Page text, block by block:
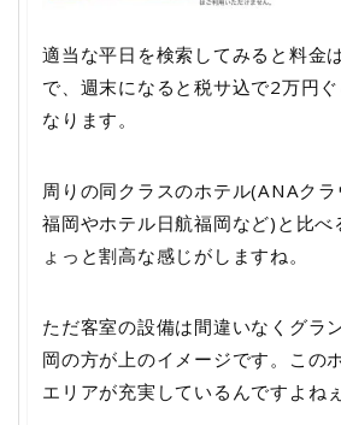
適当な平日を検索してみると料金
で、週末になると税サ込で2万円
なります。
周りの同クラスのホテル(ANAク
福岡やホテル日航福岡など)と比べ
ょっと割高な感じがしますね。
ただ客室の設備は間違いなくグラ
岡の方が上のイメージです。この
エリアが充実しているんですよねぇ